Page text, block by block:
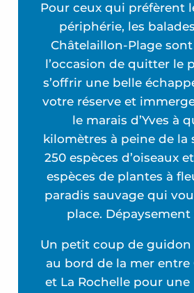
Pour ceux qui préfèrent
périphérie, les
Châtelaillon-Plage
l’occasion de quitter le
s’offrir une belle
votre réserve et
le marais d’Yves à
kilomètres à peine de la
250 espèces d’oiseaux
espèces de plantes à
paradis sauvage qui
place.
Un petit coup de guidon
au bord de la mer entre
et La Rochelle pour une